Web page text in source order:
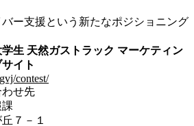
バー支援という新たなポジショニング
生 天然ガストラック マーケティン
イト
contest/
せ先
７－１